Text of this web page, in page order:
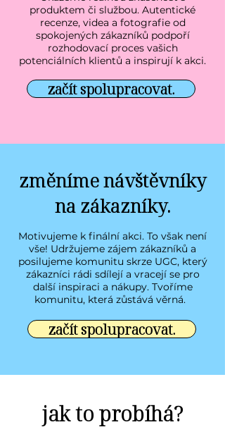
produktem či službou. Autentické
recenze, videa a fotografie od
spokojených zákazníků podpoří
rozhodovací proces vašich
potenciálních klientů a inspirují k akci.
začít spolupracovat.
změníme návštěvníky
na zákazníky.
Motivujeme k finální akci. To však není
vše! Udržujeme zájem zákazníků a
posilujeme komunitu skrze UGC, který
zákazníci rádi sdílejí a vracejí se pro
další inspiraci a nákupy. Tvoříme
komunitu, která zůstává věrná.
začít spolupracovat.
jak to probíhá?